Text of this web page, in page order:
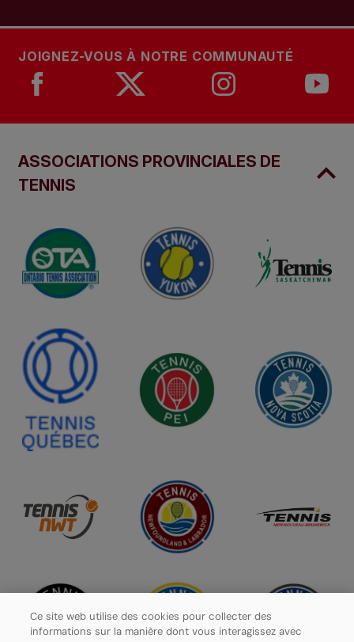
JOIGNEZ-VOUS À NOTRE COMMUNAUTÉ
ASSOCIATIONS PROVINCIALES DE
TENNIS
Ce site web utilise des cookies pour collecter des
informations sur la manière dont vous interagissez avec